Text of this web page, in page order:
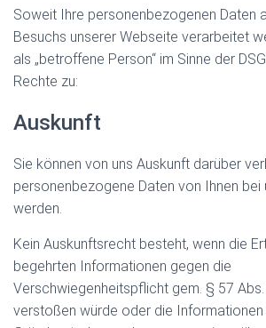
Soweit Ihre personenbezogenen Daten
Besuchs unserer Webseite verarbeitet
als „betroffene Person“ im Sinne der
Rechte zu:
Auskunft
Sie können von uns Auskunft darüber
personenbezogene Daten von Ihnen bei
werden.
Kein Auskunftsrecht besteht, wenn die
begehrten Informationen gegen die
Verschwiegenheitspflicht gem. § 57
verstoßen würde oder die